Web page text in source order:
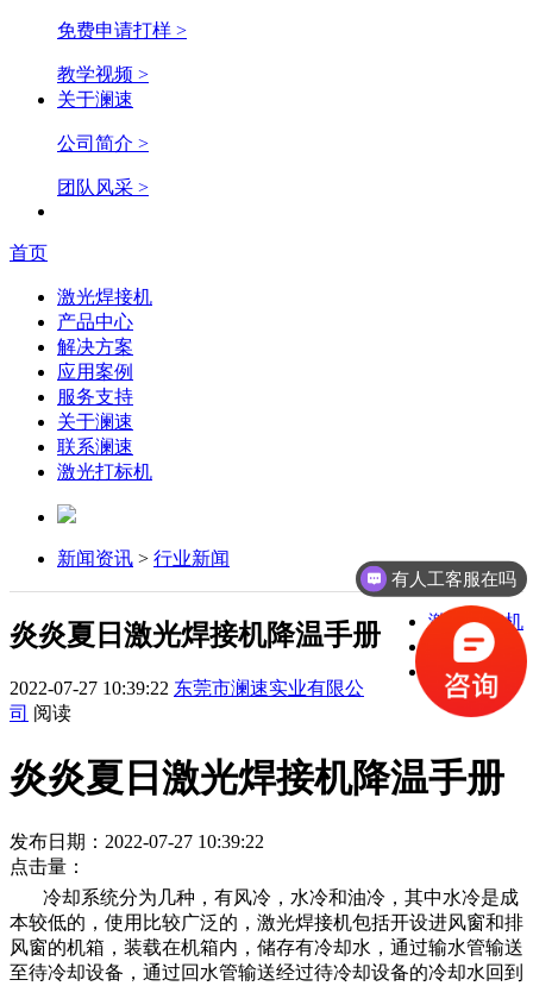
免费申请打样 >
教学视频 >
关于澜速
公司简介 >
团队风采 >
首页
激光焊接机
产品中心
解决方案
应用案例
服务支持
关于澜速
联系澜速
激光打标机
新闻资讯 > 行业新闻
激光焊接机
激光打标机
激光切割机
炎炎夏日激光焊接机降温手册
2022-07-27 10:39:22 东莞市澜速实业有限公
司 阅读
炎炎夏日激光焊接机降温手册
发布日期：2022-07-27 10:39:22
点击量：
冷却系统分为几种，有风冷，水冷和油冷，其中水冷是成
本较低的，使用比较广泛的，激光焊接机包括开设进风窗和排
风窗的机箱，装载在机箱内，储存有冷却水，通过输水管输送
至待冷却设备，通过回水管输送经过待冷却设备的冷却水回到
有人工客服在吗